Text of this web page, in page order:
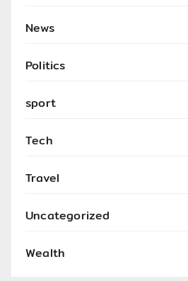
News
Politics
sport
Tech
Travel
Uncategorized
Wealth